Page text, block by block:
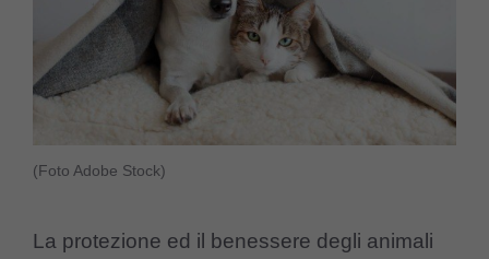
(Foto Adobe Stock)
La protezione ed il benessere degli animali